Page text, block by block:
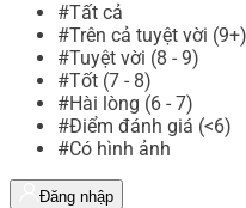
#Tất cả
#Trên cả tuyệt vời (9+)
#Tuyệt vời (8 - 9)
#Tốt (7 - 8)
#Hài lòng (6 - 7)
#Điểm đánh giá (<6)
#Có hình ảnh
Đăng nhập